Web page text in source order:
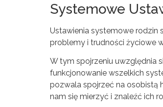
Systemowe
Ustawienia systemowe rodzin
problemy i trudności życiowe
W tym spojrzeniu uwzględnia
funkcjonowanie wszelkich
pozwala spojrzeć na osobistą
nam się mierzyć i znaleźć ich